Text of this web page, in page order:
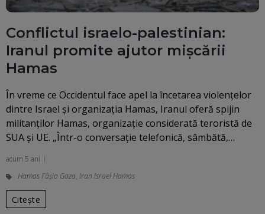
Conflictul israelo-palestinian:
Iranul promite ajutor mișcării
Hamas
În vreme ce Occidentul face apel la încetarea violențelor
dintre Israel și organizația Hamas, Iranul oferă spijin
militanților Hamas, organizație considerată teroristă de
SUA și UE. „Într-o conversaţie telefonică, sâmbătă,…
acum 5 ani
Hamas Fâșia Gaza, Iran Israel Hamas
Citește